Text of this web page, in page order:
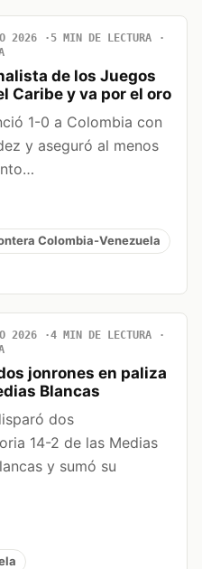
2026
5 MIN DE LECTURA
de los Juegos
Caribe y va por el oro
1-0 a Colombia con
y aseguró al menos
Colombia-Venezuela
2026
4 MIN DE LECTURA
jonrones en paliza
Blancas
dos
14-2 de las Medias
y sumó su